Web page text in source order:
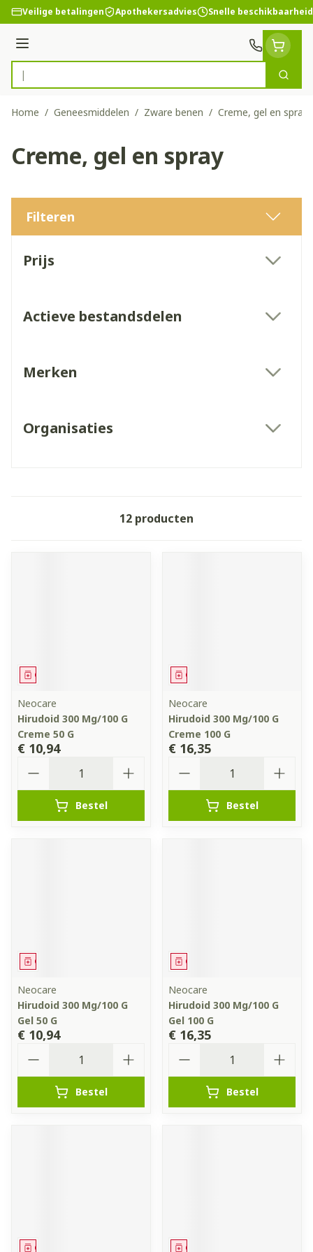
Ga naar de inhoud
Veilige betalingen Apothekersadvies Snelle beschikbaarheid
Menu
Product, merk, categorie...
Zoek
Home / Geneesmiddelen / Zware benen / Creme, gel en spray
Creme, gel en spray
Filteren
Prijs
Actieve bestandsdelen
Merken
Organisaties
12 producten
Geneesmiddel
Neocare
Hirudoid 300 Mg/100 G
Creme 50 G
€ 10,94
Bestel
Geneesmiddel
Neocare
Hirudoid 300 Mg/100 G
Creme 100 G
€ 16,35
Bestel
Geneesmiddel
Neocare
Hirudoid 300 Mg/100 G
Gel 50 G
€ 10,94
Bestel
Geneesmiddel
Neocare
Hirudoid 300 Mg/100 G
Gel 100 G
€ 16,35
Bestel
Geneesmiddel Geneesmiddel